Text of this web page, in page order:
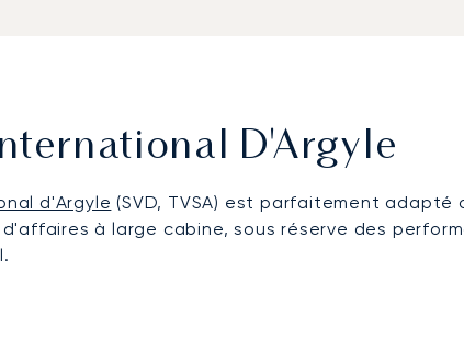
D'Argyle
d'Argyle (SVD, TVSA) est parfaitement
à large cabine, sous réserve des